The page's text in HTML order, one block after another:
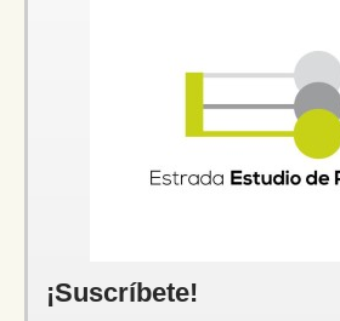
¡Suscríbete!